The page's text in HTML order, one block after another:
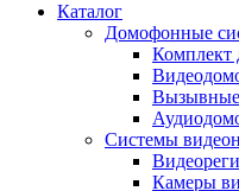
Каталог
Домофонные
Комплект
Системы
Камеры